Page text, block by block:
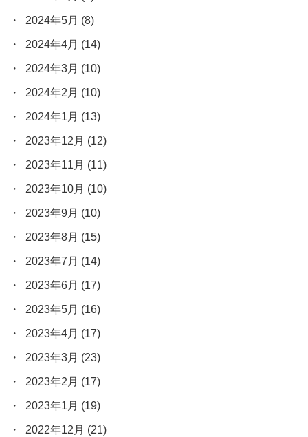
2024年5月 (8)
2024年4月 (14)
2024年3月 (10)
2024年2月 (10)
2024年1月 (13)
2023年12月 (12)
2023年11月 (11)
2023年10月 (10)
2023年9月 (10)
2023年8月 (15)
2023年7月 (14)
2023年6月 (17)
2023年5月 (16)
2023年4月 (17)
2023年3月 (23)
2023年2月 (17)
2023年1月 (19)
2022年12月 (21)